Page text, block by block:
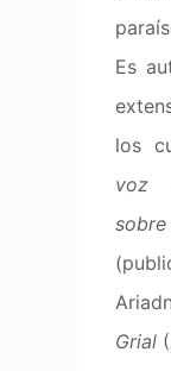
Es
los
voz
sobre
Grial